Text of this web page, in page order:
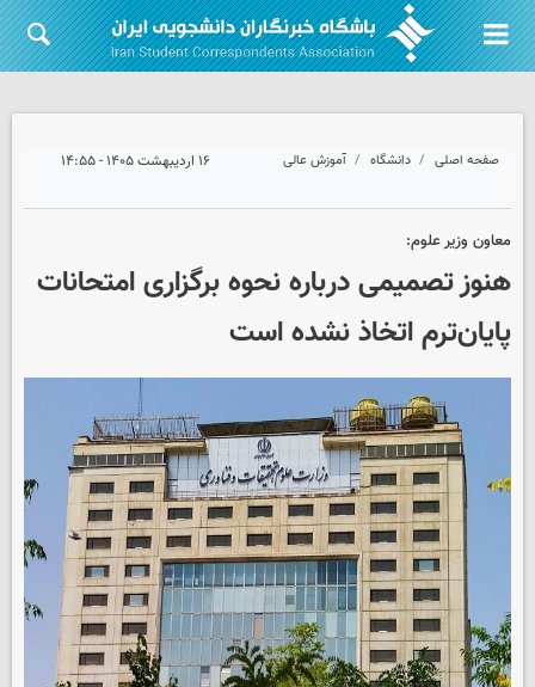
صفحه اصلی دانشگاه آموزش عالی ۱۶ اردیبهشت ۱۴۰۵ - ۱۴:۵۵
معاون وزیر علوم:
هنوز تصمیمی درباره نحوه برگزاری امتحانات
پایان‌ترم اتخاذ نشده است